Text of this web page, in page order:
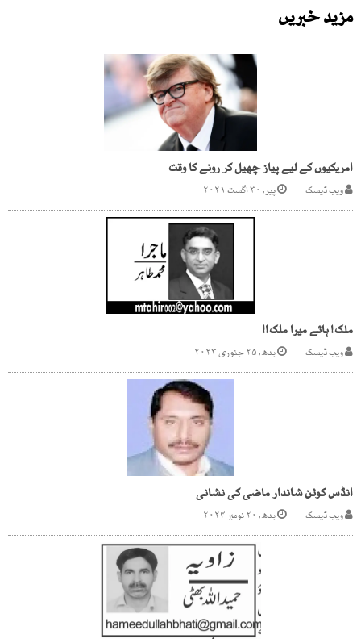
مزید خبریں
امریکیوں کے لیے پیاز چھیل کر رونے کا وقت
ویب ڈیسک پیر, ۳۰ اگست ۲۰۲۱
ملک! ہائے میرا ملک!!
ویب ڈیسک بدھ, ۲۵ جنوری ۲۰۲۳
انڈس کوئن شاندار ماضی کی نشانی
ویب ڈیسک بدھ, ۲۰ نومبر ۲۰۲۴